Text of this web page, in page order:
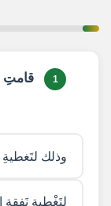
1
قامتِ
وذلك
لتَغْطيةِ